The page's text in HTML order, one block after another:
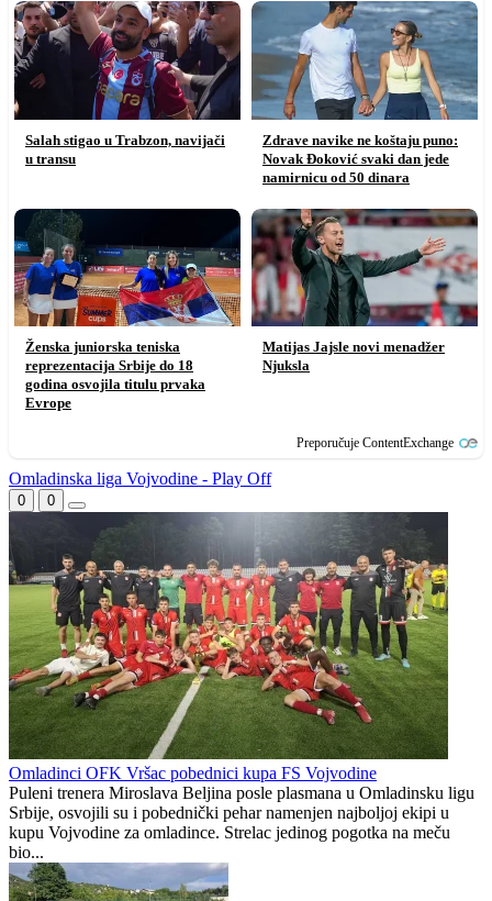
Salah stigao u Trabzon, navijači
u transu
Zdrave navike ne koštaju puno:
Novak Đoković svaki dan jede
namirnicu od 50 dinara
Ženska juniorska teniska
reprezentacija Srbije do 18
godina osvojila titulu prvaka
Evrope
Matijas Jajsle novi menadžer
Njuksla
Preporučuje ContentExchange
Omladinska liga Vojvodine - Play Off
0 0
Omladinci OFK Vršac pobednici kupa FS Vojvodine
Puleni trenera Miroslava Beljina posle plasmana u Omladinsku ligu
Srbije, osvojili su i pobednički pehar namenjen najboljoj ekipi u
kupu Vojvodine za omladince. Strelac jedinog pogotka na meču
bio...